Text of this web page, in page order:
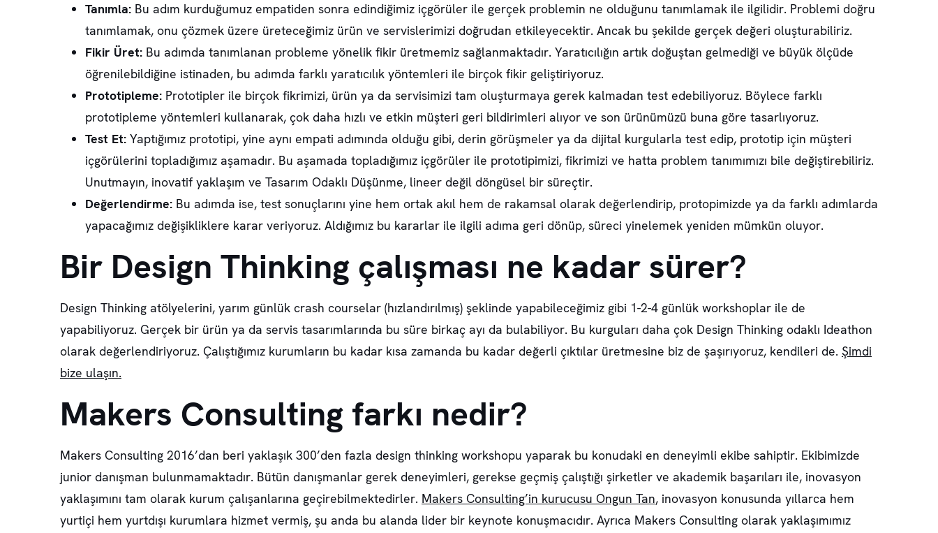
Tanımla: Bu adım kurduğumuz empatiden sonra edindiğimiz içgörüler ile gerçek problemin ne olduğunu tanımlamak ile ilgilidir. Problemi doğru
tanımlamak, onu çözmek üzere üreteceğimiz ürün ve servislerimizi doğrudan etkileyecektir. Ancak bu şekilde gerçek değeri oluşturabiliriz.
Fikir Üret: Bu adımda tanımlanan probleme yönelik fikir üretmemiz sağlanmaktadır. Yaratıcılığın artık doğuştan gelmediği ve büyük ölçüde
öğrenilebildiğine istinaden, bu adımda farklı yaratıcılık yöntemleri ile birçok fikir geliştiriyoruz.
Prototipleme: Prototipler ile birçok fikrimizi, ürün ya da servisimizi tam oluşturmaya gerek kalmadan test edebiliyoruz. Böylece farklı
prototipleme yöntemleri kullanarak, çok daha hızlı ve etkin müşteri geri bildirimleri alıyor ve son ürünümüzü buna göre tasarlıyoruz.
Test Et: Yaptığımız prototipi, yine aynı empati adımında olduğu gibi, derin görüşmeler ya da dijital kurgularla test edip, prototip için müşteri
içgörülerini topladığımız aşamadır. Bu aşamada topladığımız içgörüler ile prototipimizi, fikrimizi ve hatta problem tanımımızı bile değiştirebiliriz.
Unutmayın, inovatif yaklaşım ve Tasarım Odaklı Düşünme, lineer değil döngüsel bir süreçtir.
Değerlendirme: Bu adımda ise, test sonuçlarını yine hem ortak akıl hem de rakamsal olarak değerlendirip, protopimizde ya da farklı adımlarda
yapacağımız değişikliklere karar veriyoruz. Aldığımız bu kararlar ile ilgili adıma geri dönüp, süreci yinelemek yeniden mümkün oluyor.
Bir Design Thinking çalışması ne kadar sürer?
Design Thinking atölyelerini, yarım günlük crash courselar (hızlandırılmış) şeklinde yapabileceğimiz gibi 1-2-4 günlük workshoplar ile de
yapabiliyoruz. Gerçek bir ürün ya da servis tasarımlarında bu süre birkaç ayı da bulabiliyor. Bu kurguları daha çok Design Thinking odaklı Ideathon
olarak değerlendiriyoruz. Çalıştığımız kurumların bu kadar kısa zamanda bu kadar değerli çıktılar üretmesine biz de şaşırıyoruz, kendileri de. Şimdi
bize ulaşın.
Makers Consulting farkı nedir?
Makers Consulting 2016’dan beri yaklaşık 300’den fazla design thinking workshopu yaparak bu konudaki en deneyimli ekibe sahiptir. Ekibimizde
junior danışman bulunmamaktadır. Bütün danışmanlar gerek deneyimleri, gerekse geçmiş çalıştığı şirketler ve akademik başarıları ile, inovasyon
yaklaşımını tam olarak kurum çalışanlarına geçirebilmektedirler. Makers Consulting’in kurucusu Ongun Tan, inovasyon konusunda yıllarca hem
yurtiçi hem yurtdışı kurumlara hizmet vermiş, şu anda bu alanda lider bir keynote konuşmacıdır. Ayrıca Makers Consulting olarak yaklaşımımız